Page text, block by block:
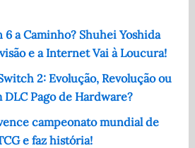
te
r
e
6 a Caminho? Shuhei Yoshida
e a Internet Vai à Loucura!
2: Evolução, Revolução ou
DLC Pago de Hardware?
campeonato mundial de
e faz história!